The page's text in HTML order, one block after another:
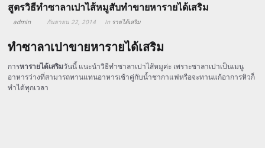
สูตรวิธีทำซาลาเปาไส้หมูสับทำขายหารายได้เสริม
admin กันยายน 22, 2014 In รายได้เสริม
ทำซาลาเปาขายหารายได้เสริม
การหารายได้เสริมวันนี้ แนะนำวิธีทำซาลาเปาไส้หมูค่ะ เพราะซาลาเปาเป็นเมนู
อาหารว่างที่สามารถทานแทนอาหารเช้าคู่กับน้ำชากาแฟหรือจะทานแก้อาการหิวก็
ทำได้ทุกเวลา